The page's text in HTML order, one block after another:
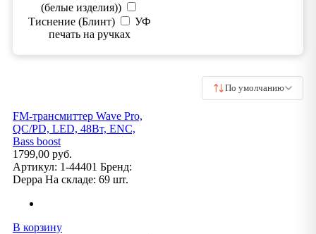
(белые изделия))
Тиснение (Блинт)
УФ
печать на ручках
По умолчанию
FM-трансмиттер Wave Pro,
QC/PD, LED, 48Вт, ENC,
Bass boost
1799,00 руб.
Артикул: 1-44401 Бренд:
Deppa На складе: 69 шт.
В корзину